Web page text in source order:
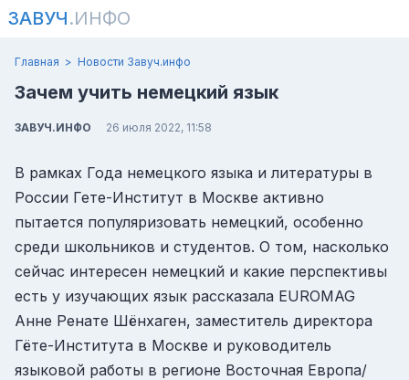
ЗАВУЧ.ИНФО
Главная Новости Завуч.инфо
Зачем учить немецкий язык
ЗАВУЧ.ИНФО 26 июля 2022, 11:58
В рамках Года немецкого языка и литературы в
России Гете-Институт в Москве активно
пытается популяризовать немецкий, особенно
среди школьников и студентов. О том, насколько
сейчас интересен немецкий и какие перспективы
есть у изучающих язык рассказала EUROMAG
Анне Ренате Шёнхаген, заместитель директора
Гёте-Института в Москве и руководитель
языковой работы в регионе Восточная Европа/